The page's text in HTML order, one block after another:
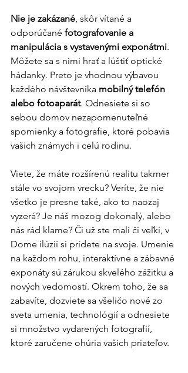
Nie je zakázané, skôr vítané a
odporúčané fotografovanie a
manipulácia s vystavenými exponátmi.
Môžete sa s nimi hrať a lúštiť optické
hádanky. Preto je vhodnou výbavou
každého návštevníka mobilný telefón
alebo fotoaparát. Odnesiete si so
sebou domov nezapomenuteľné
spomienky a fotografie, ktoré pobavia
vašich známych i celú rodinu.
Viete, že máte rozšírenú realitu takmer
stále vo svojom vrecku? Veríte, že nie
všetko je presne také, ako to naozaj
vyzerá? Je náš mozog dokonalý, alebo
nás rád klame? Či už ste malí či veľkí, v
Dome ilúzií si prídete na svoje. Umenie
na každom rohu, interaktívne a zábavné
exponáty sú zárukou skvelého zážitku a
nových vedomostí. Okrem toho, že sa
zabavíte, dozviete sa všeličo nové zo
sveta umenia, technológií a odnesiete
si množstvo vydarených fotografií,
ktoré zaručene ohúria vašich priateľov.